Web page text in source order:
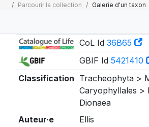
Parcourir la collection
Galerie d'un taxon
CoL Id 36B65
GBIF Id 5421410
Classification Tracheophyta >
Caryophyllales >
Dionaea
Auteur·e
Ellis